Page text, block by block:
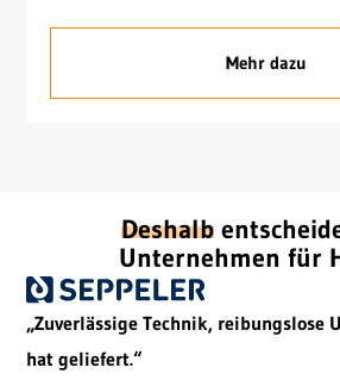
Mehr dazu
Deshalb
Unternehmen für
„Zuverlässige Technik, reibungslose
hat geliefert.“